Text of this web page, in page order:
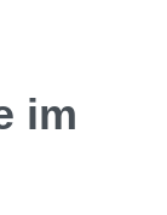
im